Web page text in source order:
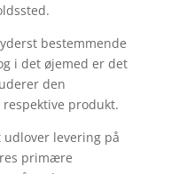
bestemmende
i det øjemed er det
den
produkt.
levering på
primære